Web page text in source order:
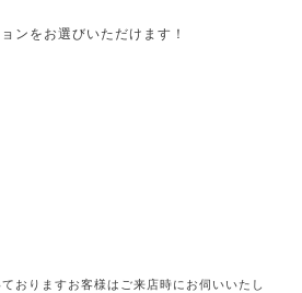
ンをお選びいただけます！
おりますお客様はご来店時にお伺いいたし